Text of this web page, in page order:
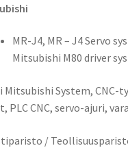
MR-J4, MR – J4 Servo
Mitsubishi M80 driver
Mitsubishi System, CNC-
PLC CNC, servo-ajuri,
/